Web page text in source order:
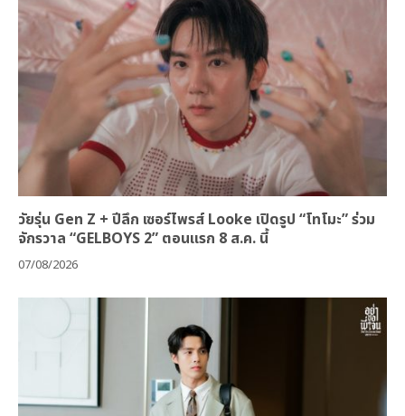
วัยรุ่น Gen Z + ปีลึก เซอร์ไพรส์ Looke เปิดรูป “โทโมะ” ร่วม
จักรวาล “GELBOYS 2” ตอนแรก 8 ส.ค. นี้
07/08/2026